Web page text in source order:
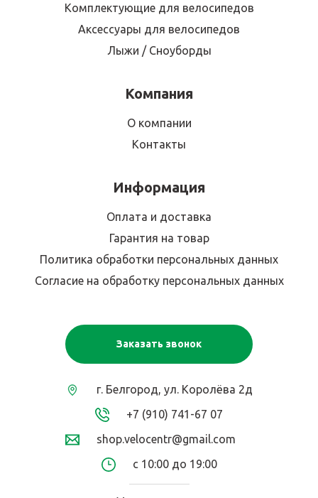
Комплектующие для велосипедов
Аксессуары для велосипедов
Лыжи / Сноуборды
Компания
О компании
Контакты
Информация
Оплата и доставка
Гарантия на товар
Политика обработки персональных данных
Согласие на обработку персональных данных
Заказать звонок
г. Белгород, ул. Королёва 2д
+7 (910) 741-67 07
shop.velocentr@gmail.com
с 10:00 до 19:00